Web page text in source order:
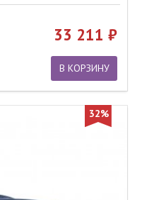
33 211
В КОРЗИНУ
32%